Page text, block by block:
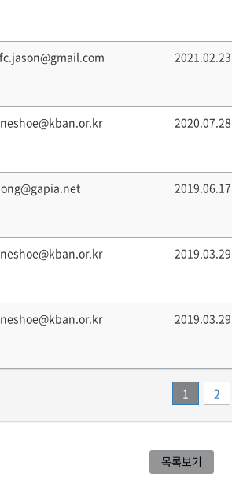
2021.02.23
2020.07.28
2019.06.17
2019.03.29
2019.03.29
1 2
목록보기